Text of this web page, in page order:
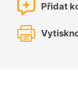
Přidat